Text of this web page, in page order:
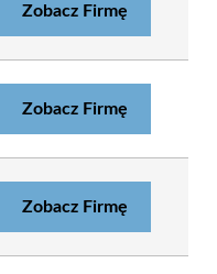
Zobacz Firmę
Zobacz Firmę
Zobacz Firmę